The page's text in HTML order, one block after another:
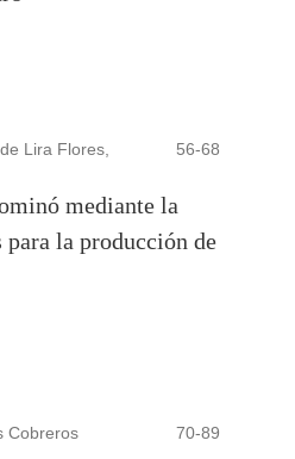
Lira Flores,
56-68
mediante la
la producción de
Cobreros
70-89